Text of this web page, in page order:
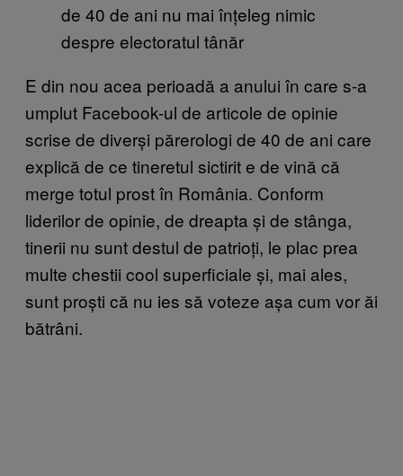
de 40 de ani nu mai înțeleg nimic
despre electoratul tânăr
E din nou acea perioadă a anului în care s-a
umplut Facebook-ul de articole de opinie
scrise de diverși părerologi de 40 de ani care
explică de ce tineretul sictirit e de vină că
merge totul prost în România. Conform
liderilor de opinie, de dreapta și de stânga,
tinerii nu sunt destul de patrioți, le plac prea
multe chestii cool superficiale și, mai ales,
sunt proști că nu ies să voteze așa cum vor ăi
bătrâni.